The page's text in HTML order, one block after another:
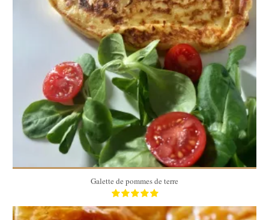
4 pers
25 Min
Galette de pommes de terre